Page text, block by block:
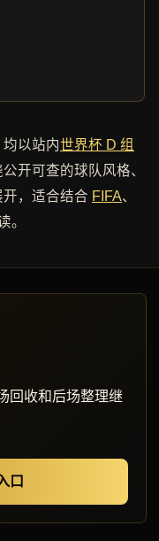
以站内世界杯 D 组
开可查的球队风格、
，适合结合 FIFA、
。
回收和后场整理继
口